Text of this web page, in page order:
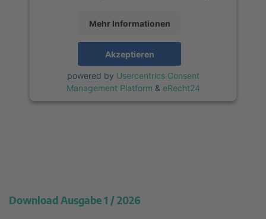
Mehr Informationen
Akzeptieren
powered by Usercentrics Consent
Management Platform & eRecht24
Download Ausgabe 1 / 2026